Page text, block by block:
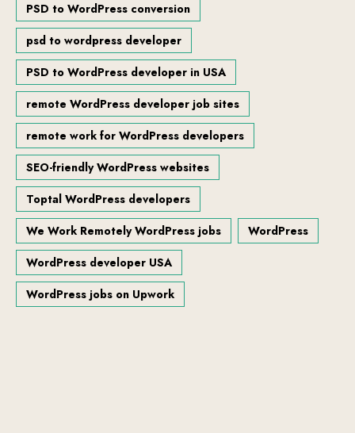
PSD to WordPress conversion
psd to wordpress developer
PSD to WordPress developer in USA
remote WordPress developer job sites
remote work for WordPress developers
SEO-friendly WordPress websites
Toptal WordPress developers
We Work Remotely WordPress jobs
WordPress
WordPress developer USA
WordPress jobs on Upwork